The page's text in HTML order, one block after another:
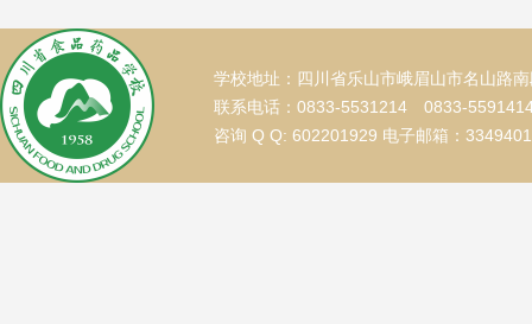
学校地址：四川省乐山市峨眉山市名山路
联系电话：0833-5531214 0833-
咨询 Q Q: 602201929 电子邮箱：